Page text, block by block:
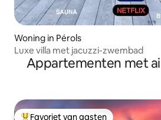
Woning in Pérols
Luxe villa met jacuzzi-zwembad
Appartementen met
Favoriet van gasten